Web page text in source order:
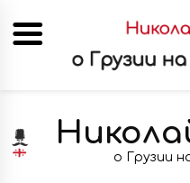
content
о Грузии